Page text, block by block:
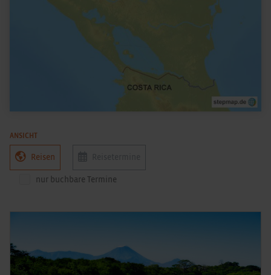
ANSICHT
Reisen
nur buchbare Termine